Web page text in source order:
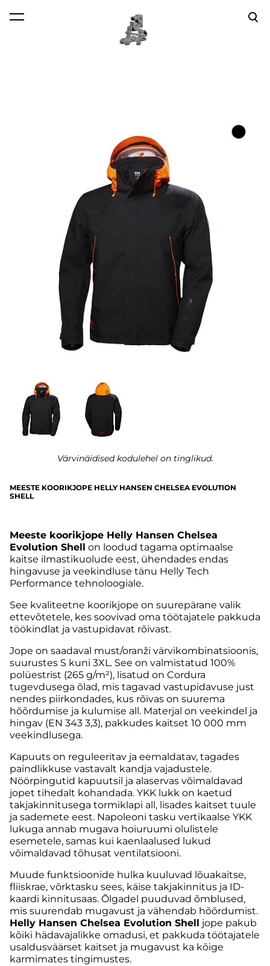
lisati ostukorvi. Vaata ostukorvi
Värvinäidised kodulehel on tinglikud.
MEESTE KOORIKJOPE HELLY HANSEN CHELSEA EVOLUTION
SHELL
Meeste koorikjope Helly Hansen Chelsea
Evolution Shell on loodud tagama optimaalse
kaitse ilmastikuolude eest, ühendades endas
hingavuse ja veekindluse tänu Helly Tech
Performance tehnoloogiale.
See kvaliteetne koorikjope on suurepärane valik
ettevõtetele, kes soovivad oma töötajatele pakkuda
töökindlat ja vastupidavat rõivast.
Jope on saadaval must/oranži värvikombinatsioonis,
suurustes S kuni 3XL. See on valmistatud 100%
polüestrist (265 g/m²), lisatud on Cordura
tugevdusega õlad, mis tagavad vastupidavuse just
nendes piirkondades, kus rõivas on suurema
hõõrdumise ja kulumise all. Materjal on veekindel ja
hingav (EN 343 3,3), pakkudes kaitset 10 000 mm
veekindlusega.
Kapuuts on reguleeritav ja eemaldatav, tagades
paindlikkuse vastavalt kandja vajadustele.
Nöörpingutid kapuutsil ja alaservas võimaldavad
jopet tihedalt kohandada. YKK lukk on kaetud
takjakinnitusega tormiklapi all, lisades kaitset tuule
ja sademete eest. Napoleoni tasku vertikaalse YKK
lukuga annab mugava hoiuruumi olulistele
esemetele, samas kui kaenlaalused lukud
võimaldavad tõhusat ventilatsiooni.
Muude funktsioonide hulka kuuluvad lõuakaitse,
fliiskrae, võrktasku sees, käise takjakinnitus ja ID-
kaardi kinnitusaas. Õlgadel puuduvad õmblused,
mis suurendab mugavust ja vähendab hõõrdumist.
Helly Hansen Chelsea Evolution Shell jope pakub
kõiki hädavajalikke omadusi, et pakkuda töötajatele
usaldusväärset kaitset ja mugavust ka kõige
karmimates tingimustes.